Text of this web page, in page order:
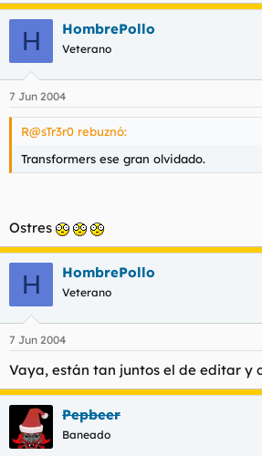
H HombrePollo
Veterano
7 Jun 2004
R@sTr3r0 rebuznó:
Transformers ese gran olvidado.
Ostres
H HombrePollo
Veterano
7 Jun 2004
Vaya, están tan juntos el de editar y
Pepbeer
Baneado